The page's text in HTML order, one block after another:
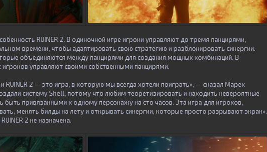
RUINER 2. В одиночной игре игроки управляют до тремя панцирями,
времени, чтобы адаптировать свою стратегию и разблокировать синергии.
объединяются между панцирями для создания мощных комбинаций. В
управляют своими собственными панцирями.
RUINER 2 — это игра, в которую мы всегда хотели поиграть», — сказал Марек
систему Shell, потому что любим теоретизировать и находить невероятные
быть привязанными к одному персонажу на сто часов. Эта игра для игроков,
менять билды на лету и открывать синергии, которые просто разрывают экран».
2 не назначена.